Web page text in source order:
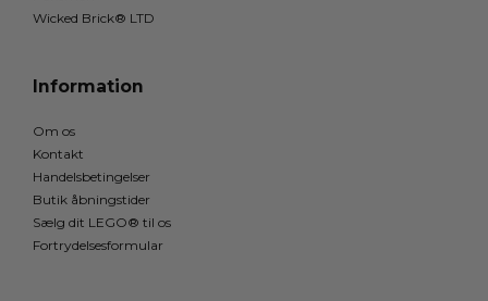
Wicked Brick® LTD
Information
Om os
Kontakt
Handelsbetingelser
Butik åbningstider
Sælg dit LEGO® til os
Fortrydelsesformular